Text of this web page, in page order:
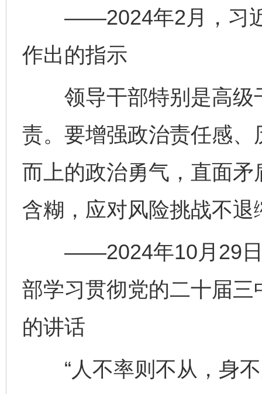
——2024年2月，习近
作出的指示
领导干部特别是高级
责。要增强政治责任感
而上的政治勇气，直面
含糊，应对风险挑战不
——2024年10月29日
部学习贯彻党的二十届
的讲话
“人不率则不从，身不